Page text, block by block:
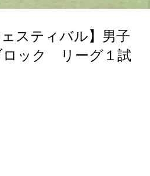
ェスティバル】男子
ック リーグ１試